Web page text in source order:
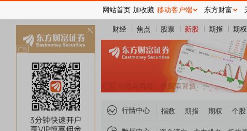
财经 焦点 股票 新股 期指 期权
行情中心 指数 期指 期权 个股
网站首页 加收藏 移动客户端 东方财富
关